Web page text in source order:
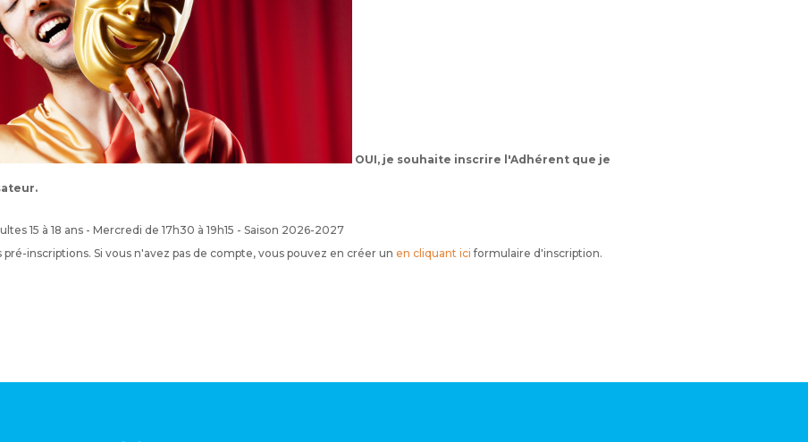
OUI, je souhaite inscrire l'Adhérent que je
15 à 18 ans - Mercredi de 17h30 à 19h15 - Saison 2026-2027
pré-inscriptions. Si vous n'avez pas de compte, vous pouvez en créer unen cliquant ici formulaire d'inscription.